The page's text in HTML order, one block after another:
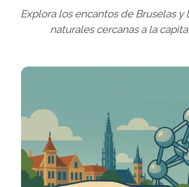
Explora los encantos de Bruselas y
naturales cercanas a la